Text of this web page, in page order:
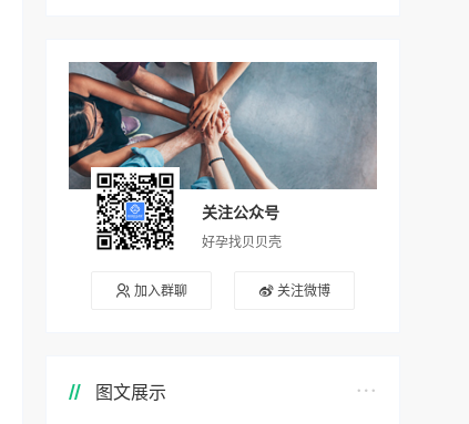
关注公众号
好孕找贝贝壳
加入群聊 关注微博
图文展示